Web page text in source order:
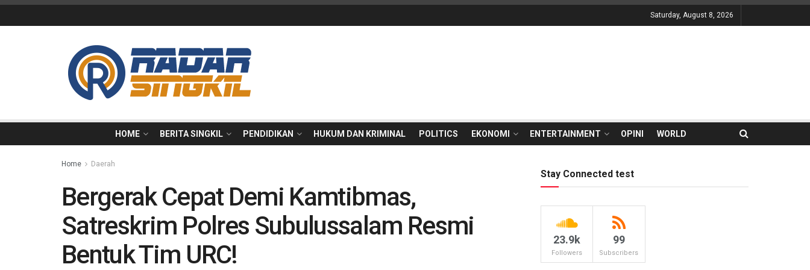
Saturday, August 8, 2026
HOME BERITA SINGKIL PENDIDIKAN HUKUM DAN KRIMINAL POLITICS EKONOMI ENTERTAINMENT OPINI WORLD
Home Daerah
Bergerak Cepat Demi Kamtibmas,
Satreskrim Polres Subulussalam Resmi
Bentuk Tim URC!
Stay Connected test
23.9k
Followers
99
Subscribers